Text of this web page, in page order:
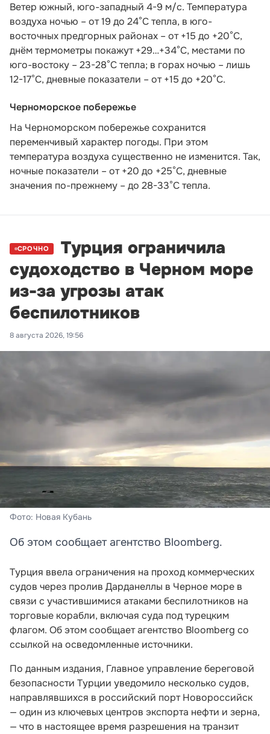
Ветер южный, юго-западный 4-9 м/с. Температура
воздуха ночью – от 19 до 24°С тепла, в юго-
восточных предгорных районах – от +15 до +20°С,
днём термометры покажут +29…+34°С, местами по
юго-востоку – 23-28°С тепла; в горах ночью – лишь
12-17°С, дневные показатели – от +15 до +20°С.
Черноморское побережье
На Черноморском побережье сохранится
переменчивый характер погоды. При этом
температура воздуха существенно не изменится. Так,
ночные показатели – от +20 до +25°С, дневные
значения по-прежнему – до 28-33°С тепла.
СРОЧНО
Турция ограничила
судоходство в Черном море
из-за угрозы атак
беспилотников
8 августа 2026, 19:56
Фото: Новая Кубань
Об этом сообщает агентство Bloomberg.
Турция ввела ограничения на проход коммерческих
судов через пролив Дарданеллы в Черное море в
связи с участившимися атаками беспилотников на
торговые корабли, включая суда под турецким
флагом. Об этом сообщает агентство Bloomberg со
ссылкой на осведомленные источники.
По данным издания, Главное управление береговой
безопасности Турции уведомило несколько судов,
направлявшихся в российский порт Новороссийск
— один из ключевых центров экспорта нефти и зерна,
— что в настоящее время разрешения на транзит